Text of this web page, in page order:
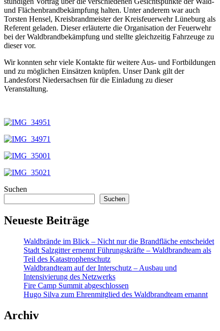
und Flächenbrandbekämpfung halten. Unter anderem war auch
Torsten Hensel, Kreisbrandmeister der Kreisfeuerwehr Lüneburg als
Referent geladen. Dieser erläuterte die Organisation der Feuerwehr
bei der Waldbrandbekämpfung und stellte gleichzeitig Fahrzeuge zu
dieser vor.
Wir konnten sehr viele Kontakte für weitere Aus- und Fortbildungen
und zu möglichen Einsätzen knüpfen. Unser Dank gilt der
Landesforst Niedersachsen für die Einladung zu dieser
Veranstaltung.
Suchen
Suchen
Neueste Beiträge
Waldbrände im Blick – Nicht nur die Brandfläche entscheidet
Stadt Salzgitter ernennt Führungskräfte – Waldbrandteam als
Teil des Katastrophenschutz
Waldbrandteam auf der Interschutz – Ausbau und
Intensivierung des Netzwerks
Fire Camp Summit abgeschlossen
Hugo Silva zum Ehrenmitglied des Waldbrandteam ernannt
Archiv